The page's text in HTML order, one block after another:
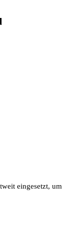
eingesetzt, um